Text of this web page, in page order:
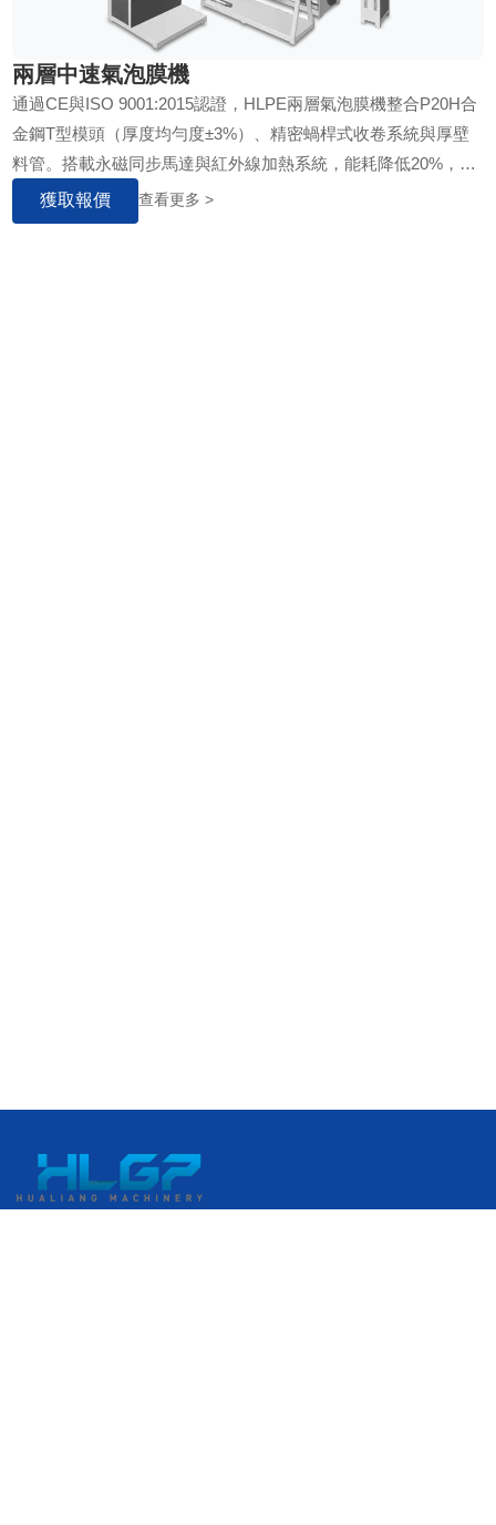
兩層中速氣泡膜機
通過CE與ISO 9001:2015認證，HLPE兩層氣泡膜機整合P20H合
金鋼T型模頭（厚度均勻度±3%）、精密蝸桿式收卷系統與厚壁
料管。搭載永磁同步馬達與紅外線加熱系統，能耗降低20%，支
援高達50%再生PE原料，運轉噪音低於75分貝。
獲取報價 查看更多 >